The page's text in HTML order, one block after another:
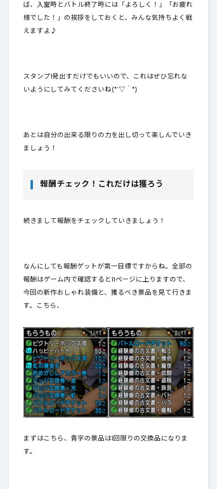
ば、 入室時とバトル終了時 には「よろしく！」「お疲れ
様でした！」の挨拶をしておくと、みんな気持ちよく戦
えますよ♪
スタンプ1発出すだけでもいいので、これはぜひ忘れな
いようにしてみてくださいね(*´▽｀*)
あとは自分の出来る限りの力を出し切って楽しんでいき
ましょう！
報酬チェック！これだけは獲ろう
続きまして報酬をチェックしていきましょう！
なんにしても報酬ゲットが第一目標ですからね。全部の
報酬はゲーム内で確認すると11ページ に上りますので、
今回の新作おしゃれ装備と、獲るべき景品を見て行きま
す。こちら、
まずはこちら、青字の景品は1回限りの交換品になりま
す。